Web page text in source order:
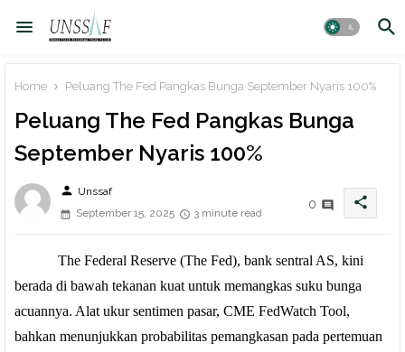
Home Peluang The Fed Pangkas Bunga September Nyaris 100%
Peluang The Fed Pangkas Bunga
September Nyaris 100%
person Unssaf
September 15, 2025
3 minute read
0 share
The Federal Reserve (The Fed), bank sentral AS, kini
berada di bawah tekanan kuat untuk memangkas suku bunga
acuannya. Alat ukur sentimen pasar, CME FedWatch Tool,
bahkan menunjukkan probabilitas pemangkasan pada pertemuan